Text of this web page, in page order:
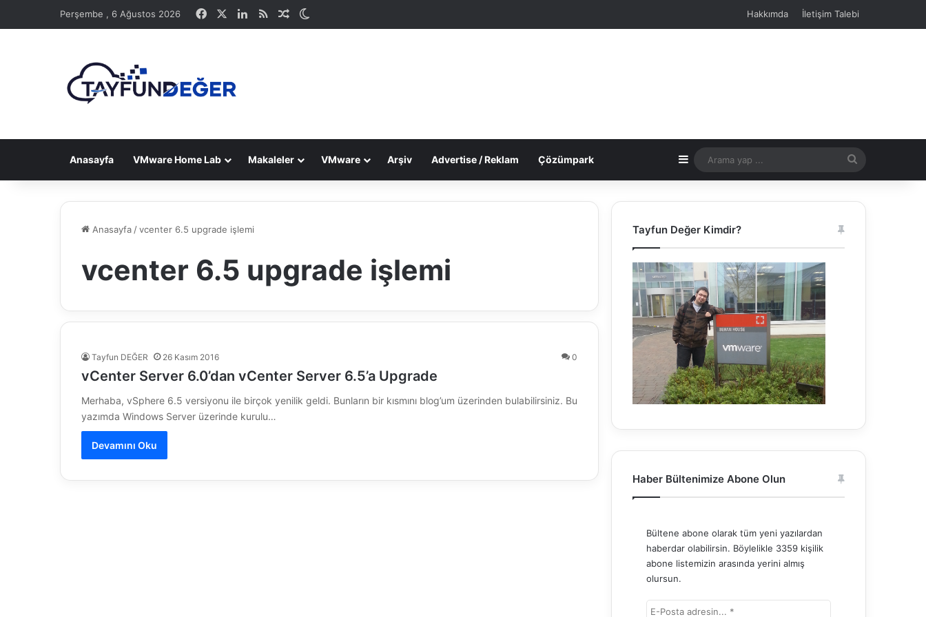
Perşembe , 6 Ağustos 2026 Facebook LinkedIn
RSS Rastgele Makale Hakkımda İletişim Talebi
Anasayfa VMware Home Lab Makaleler VMware Arşiv Advertise / Reklam Çözümpark Kenar Bölmesi
yap
Anasayfa /vcenter 6.5 upgrade işlemi
vcenter 6.5 upgrade işlemi
Tayfun DEĞER 26 Kasım 2016 0
vCenter Server 6.0’dan vCenter Server 6.5’a Upgrade
Merhaba, vSphere 6.5 versiyonu ile birçok yenilik geldi. Bunların bir kısmını blog’um üzerinden bulabilirsiniz. Bu
yazımda Windows Server üzerinde kurulu…
Devamını Oku
Tayfun Değer Kimdir?
Haber Bültenimize Abone Olun
Bültene abone olarak tüm yeni yazılardan
haberdar olabilirsin. Böylelikle 3359 kişilik
abone listemizin arasında yerini almış
olursun.